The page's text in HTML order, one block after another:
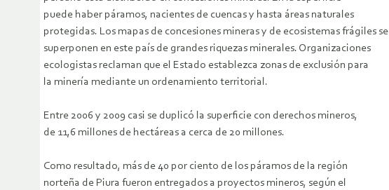
puede haber páramos, nacientes de cuencas y hasta áreas naturales
protegidas. Los mapas de concesiones mineras y de ecosistemas frágiles se
superponen en este país de grandes riquezas minerales. Organizaciones
ecologistas reclaman que el Estado establezca zonas de exclusión para
la minería mediante un ordenamiento territorial.
Entre 2006 y 2009 casi se duplicó la superficie con derechos mineros,
de 11,6 millones de hectáreas a cerca de 20 millones.
Como resultado, más de 40 por ciento de los páramos de la región
norteña de Piura fueron entregados a proyectos mineros, según el